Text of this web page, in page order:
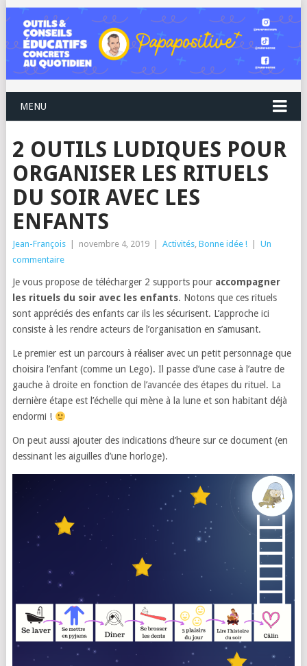
MENU
2 OUTILS LUDIQUES POUR
ORGANISER LES RITUELS
DU SOIR AVEC LES
ENFANTS
Jean-François novembre 4, 2019 Activités, Bonne idée !
Un
commentaire
Je vous propose de télécharger 2 supports pour accompagner
les rituels du soir avec les enfants. Notons que ces rituels
sont appréciés des enfants car ils les sécurisent. L’approche ici
consiste à les rendre acteurs de l’organisation en s’amusant.
Le premier est un parcours à réaliser avec un petit personnage que
choisira l’enfant (comme un Lego). Il passe d’une case à l’autre de
gauche à droite en fonction de l’avancée des étapes du rituel. La
dernière étape est l’échelle qui mène à la lune et son habitant déjà
endormi !
On peut aussi ajouter des indications d’heure sur ce document (en
dessinant les aiguilles d’une horloge).